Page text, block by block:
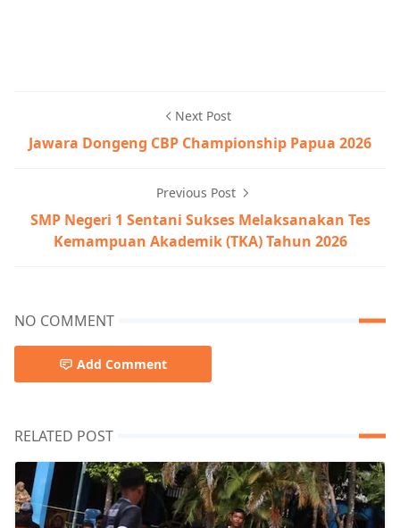
Next Post
Jawara Dongeng CBP Championship Papua 2026
Previous Post
SMP Negeri 1 Sentani Sukses Melaksanakan Tes
Kemampuan Akademik (TKA) Tahun 2026
NO COMMENT
Add Comment
RELATED POST